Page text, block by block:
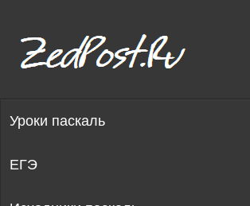
Уроки паскаль
ЕГЭ